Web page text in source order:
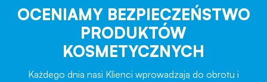
OCENIAMY BEZPIECZEŃSTWO
PRODUKTÓW
KOSMETYCZNYCH
Każdego dnia nasi Klienci wprowadzają do obrotu i